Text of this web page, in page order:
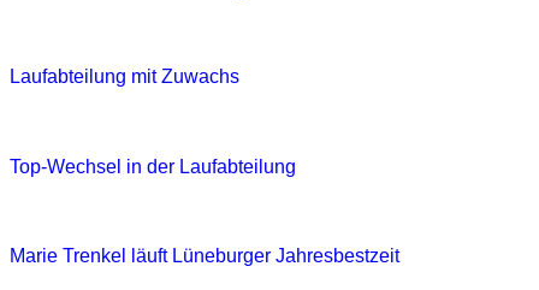
Laufabteilung mit Zuwachs
Top-Wechsel in der Laufabteilung
Marie Trenkel läuft Lüneburger Jahresbestzeit